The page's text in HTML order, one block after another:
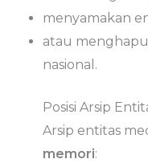
menyamakan
atau
nasional.
Posisi Arsip
Arsip entitas
memori: